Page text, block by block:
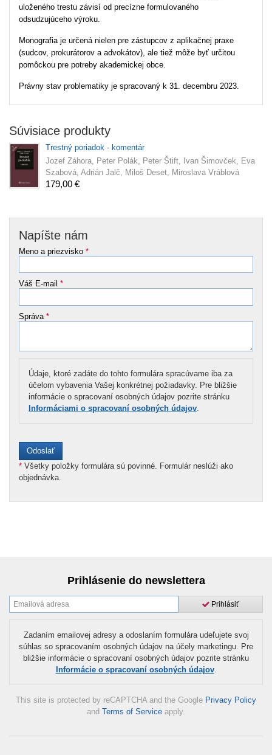
uloženého trestu závisí od precízne formulovaného
odsudzujúceho výroku.
Monografia je určená nielen pre zástupcov z aplikačnej praxe
(sudcov, prokurátorov a advokátov), ale tiež môže byť určitou
pomôckou pre potreby akademickej obce.
Právny stav problematiky je spracovaný k 31. decembru 2023.
Súvisiace produkty
Trestný poriadok - komentár
Jozef Záhora, Peter Polák, Peter Štift, Ivan Šimovček, Eva
Szabová, Adrián Jalč, Miloš Deset, Miroslava Vráblová
179,00 €
Napíšte nám
Meno a priezvisko *
Váš E-mail *
Správa *
Údaje, ktoré zadáte do tohto formulára spracúvame iba za
účelom vybavenia Vašej konkrétnej požiadavky. Pre bližšie
informácie o spracovaní osobných údajov pozrite stránku
Informáciami o spracovaní osobných údajov
* Všetky položky formulára sú povinné. Formulár neslúži ako
objednávka.
Prihlásenie do newslettera
Prihlásiť
Zadaním emailovej adresy a odoslaním formulára udeľujete svoj
súhlas so spracovaním osobných údajov na účely marketingu. Pre
bližšie informácie o spracovaní osobných údajov pozrite stránku
Informácie o spracovaní osobných údajov.
This site is protected by reCAPTCHA and the Google Privacy Policy
and Terms of Service apply.